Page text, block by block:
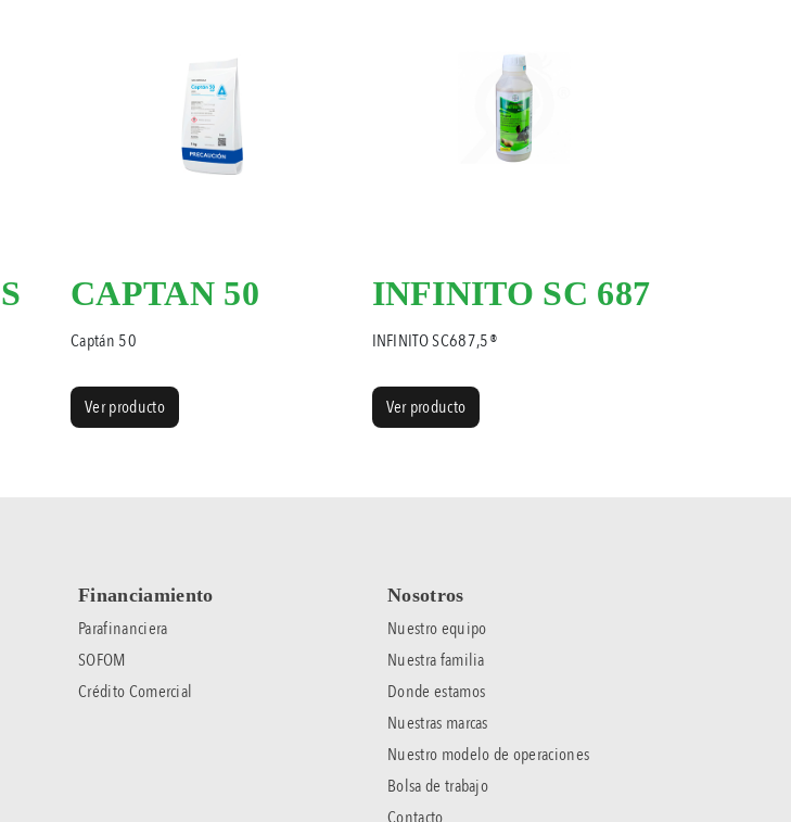
CAPTAN 50
Captán 50
Ver producto
INFINITO SC 687
INFINITO SC687,5®
Ver producto
Financiamiento
Parafinanciera
SOFOM
Crédito Comercial
Nosotros
Nuestro equipo
Nuestra familia
Donde estamos
Nuestras marcas
Nuestro modelo de operaciones
Bolsa de trabajo